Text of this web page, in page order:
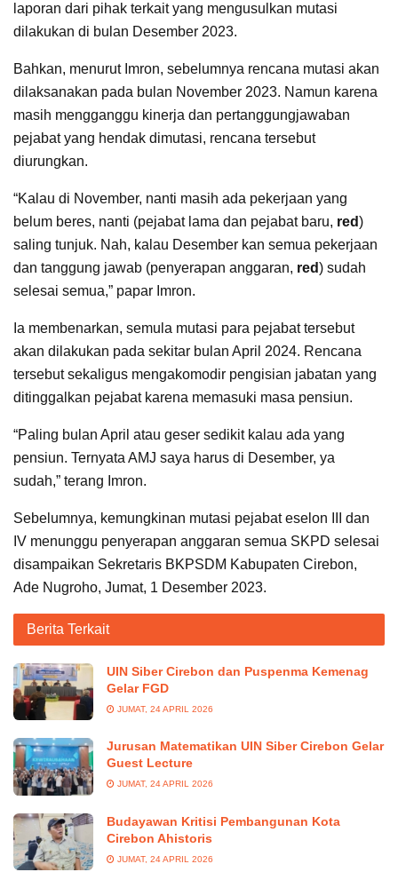
laporan dari pihak terkait yang mengusulkan mutasi
dilakukan di bulan Desember 2023.
Bahkan, menurut Imron, sebelumnya rencana mutasi akan
dilaksanakan pada bulan November 2023. Namun karena
masih mengganggu kinerja dan pertanggungjawaban
pejabat yang hendak dimutasi, rencana tersebut
diurungkan.
“Kalau di November, nanti masih ada pekerjaan yang
belum beres, nanti (pejabat lama dan pejabat baru, red)
saling tunjuk. Nah, kalau Desember kan semua pekerjaan
dan tanggung jawab (penyerapan anggaran, red) sudah
selesai semua,” papar Imron.
Ia membenarkan, semula mutasi para pejabat tersebut
akan dilakukan pada sekitar bulan April 2024. Rencana
tersebut sekaligus mengakomodir pengisian jabatan yang
ditinggalkan pejabat karena memasuki masa pensiun.
“Paling bulan April atau geser sedikit kalau ada yang
pensiun. Ternyata AMJ saya harus di Desember, ya
sudah,” terang Imron.
Sebelumnya, kemungkinan mutasi pejabat eselon III dan
IV menunggu penyerapan anggaran semua SKPD selesai
disampaikan Sekretaris BKPSDM Kabupaten Cirebon,
Ade Nugroho, Jumat, 1 Desember 2023.
Berita Terkait
UIN Siber Cirebon dan Puspenma Kemenag
Gelar FGD
JUMAT, 24 APRIL 2026
Jurusan Matematikan UIN Siber Cirebon Gelar
Guest Lecture
JUMAT, 24 APRIL 2026
Budayawan Kritisi Pembangunan Kota
Cirebon Ahistoris
JUMAT, 24 APRIL 2026